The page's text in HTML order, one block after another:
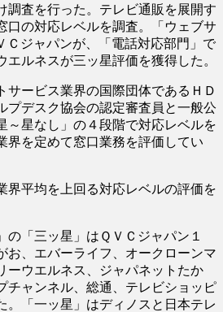
調査を行った。テレビ通販を展開す
口の対応レベルを調査。「ウェブサ
Ｃジャパンが、「電話対応部門」で
エルネスが三ッ星評価を獲得した。
サービス業界の国際団体であるＨＤ
プデスク協会の認定審査員と一般公
～星なし」の４段階で対応レベルを
界を定めて窓口業務を評価してい
界平均を上回る対応レベルの評価を
の「三ッ星」はＱＶＣジャパン１
お、エバーライフ、オークローンマ
ーウエルネス、ジャパネットたか
チャンネル、総通、テレビショッピ
。「一ッ星」はディノスと日本テレ